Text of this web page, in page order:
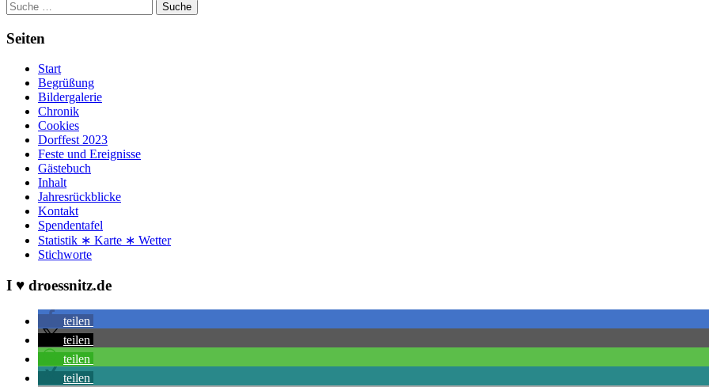
Suche
Seiten
Start
Begrüßung
Bildergalerie
Chronik
Cookies
Dorffest 2023
Feste und Ereignisse
Gästebuch
Inhalt
Jahresrückblicke
Kontakt
Spendentafel
Statistik ∗ Karte ∗ Wetter
Stichworte
I ♥ droessnitz.de
teilen
teilen
teilen
teilen